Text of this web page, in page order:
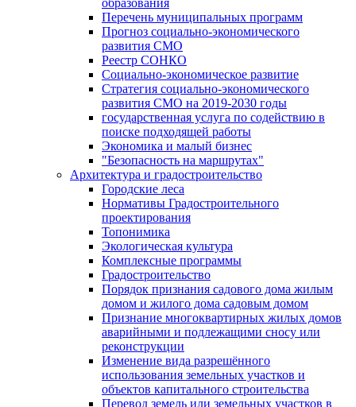
образования
Перечень муниципальных программ
Прогноз социально-экономического
развития СМО
Реестр СОНКО
Социально-экономическое развитие
Стратегия социально-экономического
развития СМО на 2019-2030 годы
государственная услуга по содействию в
поиске подходящей работы
Экономика и малый бизнес
"Безопасность на маршрутах"
Архитектура и градостроительство
Городские леса
Нормативы Градостроительного
проектирования
Топонимика
Экологическая культура
Комплексные программы
Градостроительство
Порядок признания садового дома жилым
домом и жилого дома садовым домом
Признание многоквартирных жилых домов
аварийными и подлежащими сносу или
реконструкции
Изменение вида разрешённого
использования земельных участков и
объектов капитального строительства
Перевод земель или земельных участков в